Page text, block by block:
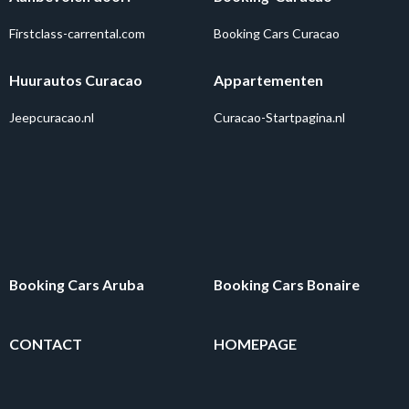
Firstclass-carrental.com Booking Cars Curacao
Huurautos Curacao
Jeepcuracao.nl
Appartementen
Curacao-Startpagina.nl
Booking Cars Aruba Booking Cars Bonaire
CONTACT HOMEPAGE